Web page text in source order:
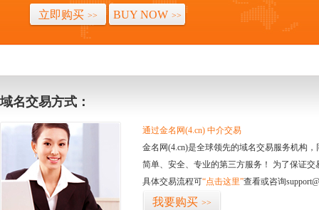
立即购买 >> BUY NOW >>
域名交易方式：
通过金名网(4.cn) 中介交易
金名网(4.cn)是全球领先的域名交易服务机构
简单、安全、专业的第三方服务！ 为了保证
具体交易流程可“点击这里”查看或咨询
我要购买 >>